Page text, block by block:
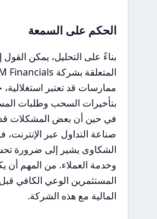
الحكم على السمعة
بناءً على التحليل، يمكن
ممارسات قد تعتبر
بتأخيرات السحب وطلبات
في حين أن بعض المشكلات
صناعة التداول عبر الإنترنت،
الشكاوى يشير إلى ضرورة
وخدمة العملاء. من المهم أن
المستثمرين الوعي الكافي قبل
المالية مع هذه الشركة.